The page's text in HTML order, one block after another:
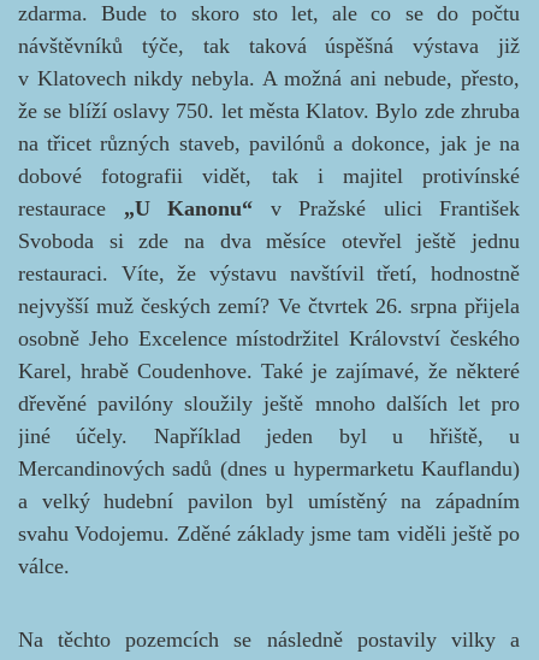
zdarma. Bude to skoro sto let, ale co se do počtu
návštěvníků týče, tak taková úspěšná výstava již
v Klatovech nikdy nebyla. A možná ani nebude, přesto,
že se blíží oslavy 750. let města Klatov. Bylo zde zhruba
na třicet různých staveb, pavilónů a dokonce, jak je na
dobové fotografii vidět, tak i majitel protivínské
restaurace „U Kanonu“ v Pražské ulici František
Svoboda si zde na dva měsíce otevřel ještě jednu
restauraci. Víte, že výstavu navštívil třetí, hodnostně
nejvyšší muž českých zemí? Ve čtvrtek 26. srpna přijela
osobně Jeho Excelence místodržitel Království českého
Karel, hrabě Coudenhove. Také je zajímavé, že některé
dřevěné pavilóny sloužily ještě mnoho dalších let pro
jiné účely. Například jeden byl u hřiště, u
Mercandinových sadů (dnes u hypermarketu Kauflandu)
a velký hudební pavilon byl umístěný na západním
svahu Vodojemu. Zděné základy jsme tam viděli ještě po
válce.
Na těchto pozemcích se následně postavily vilky a